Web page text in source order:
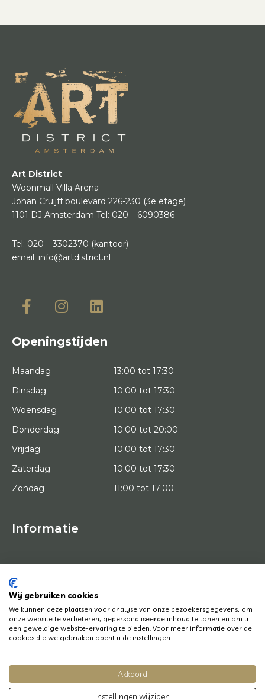
Art District
Woonmall Villa Arena
Johan Cruijff boulevard 226-230 (3e etage)
1101 DJ Amsterdam Tel: 020 – 6090386
Tel: 020 – 3302370 (kantoor)
email: info@artdistrict.nl
Openingstijden
Maandag
13:00 tot 17:30
Dinsdag
10:00 tot 17:30
Woensdag
10:00 tot 17:30
Donderdag
10:00 tot 20:00
Vrijdag
10:00 tot 17:30
Zaterdag
10:00 tot 17:30
Zondag
11:00 tot 17:00
Informatie
HOME
KUNSTENAARS
KUNSTWERKEN
HOE WERKT HET
NEWS
CONTACT
© Copyright 2022 Art District | Website door
Wij gebruiken cookies
We kunnen deze plaatsen voor analyse van onze bezoekersgegevens, om
onze website te verbeteren, gepersonaliseerde inhoud te tonen en om u
een geweldige website-ervaring te bieden. Voor meer informatie over de
cookies die we gebruiken opent u de instellingen.
Akkoord
Instellingen wijzigen